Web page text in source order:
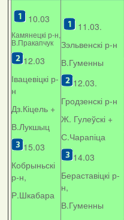
10.03
Камянецкі р-н,
В.Пракапчук
12.03
Івацевіцкі р-
н
Дз.Кіцель +
В.Лукшыц
15.03
Кобрыньскі
р-н,
Р.Шкабара
11.03.
Зэльвенскі р-н
В.Гуменны
12.03.
Гродзенскі р-н
Ж. Гулеўскі +
С.Чарапіца
14.03
Бераставіцкі р-
н,
В.Гуменны